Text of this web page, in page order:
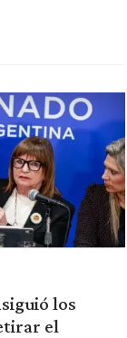
los
el